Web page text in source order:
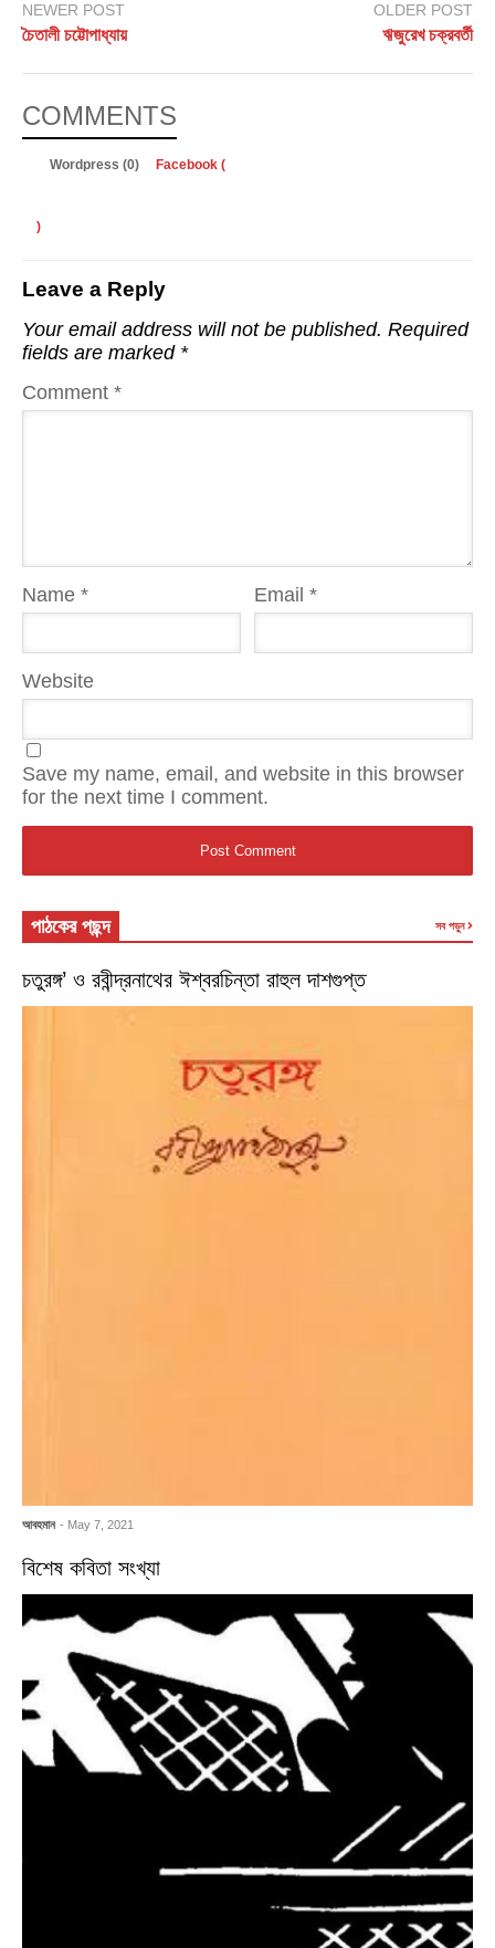
NEWER POST
চৈতালী চট্টোপাধ্যায়
OLDER POST
ঋজুরেখ চক্রবর্তী
COMMENTS
Wordpress (0) Facebook (
)
Leave a Reply
Your email address will not be published. Required
fields are marked *
Comment *
Name * Email*
Website
Save my name, email, and website in this browser
for the next time I comment.
পাঠকের পছন্দ সব পড়ুন
চতুরঙ্গ’ ও রবীন্দ্রনাথের ঈশ্বরচিন্তা রাহুল দাশগুপ্ত
আবহমান - May 7, 2021
বিশেষ কবিতা সংখ্যা